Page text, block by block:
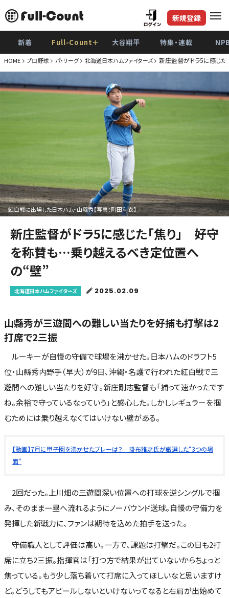
新規登録
新着 Full-Count＋ 大谷翔平 特集・連載
HOME プロ野球 パ・リーグ 北海道日本ハムファイターズ 新庄監督がドラ5に感じ
紅白戦に出場した日本ハム・山縣秀【写真：町田利衣】
新庄監督がドラ5に感じた「焦り」 好守
を称賛も…乗り越えるべき定位置へ
の“壁”
北海道日本ハムファイターズ 2025.02.09
山縣秀が三遊間への難しい当たりを好捕も打撃は2
打席で2三振
ルーキーが自慢の守備で球場を沸かせた。日本ハムのドラフト5
位・山縣秀内野手（早大）が9日、沖縄・名護で行われた紅白戦で三
遊間への難しい当たりを好守。新庄剛志監督も「捕って速かったです
ね。余裕で守っているなっていう」と感心した。しかしレギュラーを掴
むためには乗り越えなくてはいけない壁がある。
【動画】7月に甲子園を沸かせたプレーは？ 掛布雅之氏が厳選した“3つの場
面”
2回だった。上川畑の三遊間深い位置への打球を逆シングルで掴
み、そのまま一塁へ流れるようにノーバウンド送球。自慢の守備力を
発揮した新戦力に、ファンは期待を込めた拍手を送った。
守備職人として評価は高い。一方で、課題は打撃だ。この日も2打
席に立ち2三振。指揮官は「打つ方で結果が出ていないからちょっと
焦っている。もう少し落ち着いて打席に入ってほしいなと思いますけ
ど。どうしてもアピールしないといけないってなると右肩が出始めて